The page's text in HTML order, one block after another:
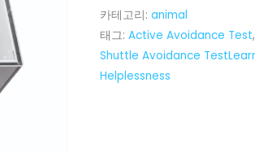
카테고리: animal
태그: Active Avoidance Test,
Shuttle Avoidance
Helplessness